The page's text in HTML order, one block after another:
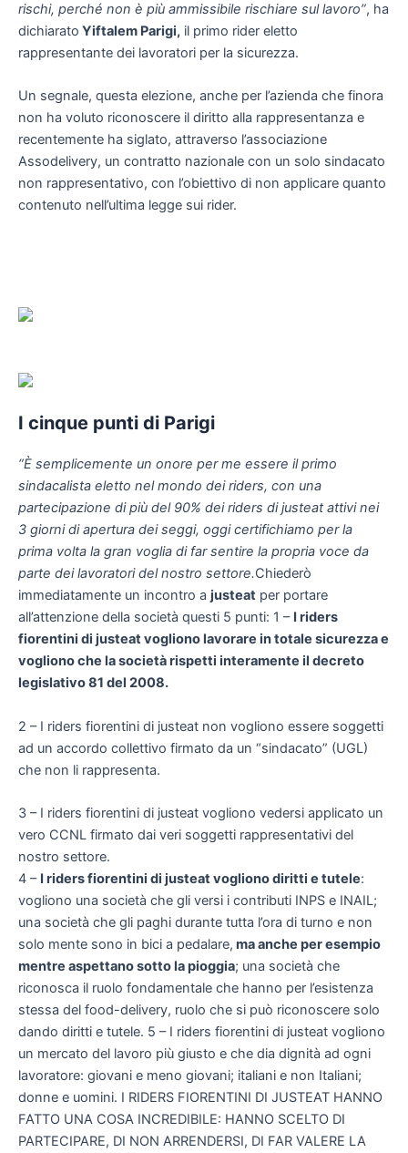
rischi, perché non è più ammissibile rischiare sul lavoro”, ha
dichiarato Yiftalem Parigi, il primo rider eletto
rappresentante dei lavoratori per la sicurezza.
Un segnale, questa elezione, anche per l’azienda che finora
non ha voluto riconoscere il diritto alla rappresentanza e
recentemente ha siglato, attraverso l’associazione
Assodelivery, un contratto nazionale con un solo sindacato
non rappresentativo, con l’obiettivo di non applicare quanto
contenuto nell’ultima legge sui rider.
I cinque punti di Parigi
“È semplicemente un onore per me essere il primo
sindacalista eletto nel mondo dei riders, con una
partecipazione di più del 90% dei riders di justeat attivi nei
3 giorni di apertura dei seggi, oggi certifichiamo per la
prima volta la gran voglia di far sentire la propria voce da
parte dei lavoratori del nostro settore.Chiederò
immediatamente un incontro a justeat per portare
all’attenzione della società questi 5 punti: 1 – I riders
fiorentini di justeat vogliono lavorare in totale sicurezza e
vogliono che la società rispetti interamente il decreto
legislativo 81 del 2008.
2 – I riders fiorentini di justeat non vogliono essere soggetti
ad un accordo collettivo firmato da un “sindacato” (UGL)
che non li rappresenta.
3 – I riders fiorentini di justeat vogliono vedersi applicato un
vero CCNL firmato dai veri soggetti rappresentativi del
nostro settore.
4 – I riders fiorentini di justeat vogliono diritti e tutele:
vogliono una società che gli versi i contributi INPS e INAIL;
una società che gli paghi durante tutta l’ora di turno e non
solo mente sono in bici a pedalare, ma anche per esempio
mentre aspettano sotto la pioggia; una società che
riconosca il ruolo fondamentale che hanno per l’esistenza
stessa del food-delivery, ruolo che si può riconoscere solo
dando diritti e tutele. 5 – I riders fiorentini di justeat vogliono
un mercato del lavoro più giusto e che dia dignità ad ogni
lavoratore: giovani e meno giovani; italiani e non Italiani;
donne e uomini. I RIDERS FIORENTINI DI JUSTEAT HANNO
FATTO UNA COSA INCREDIBILE: HANNO SCELTO DI
PARTECIPARE, DI NON ARRENDERSI, DI FAR VALERE LA